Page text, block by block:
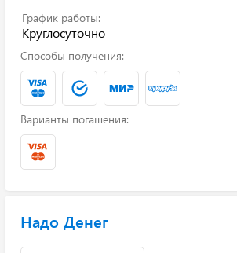
График работы:
Круглосуточно
Способы получения:
Варианты погашения:
Надо Денег